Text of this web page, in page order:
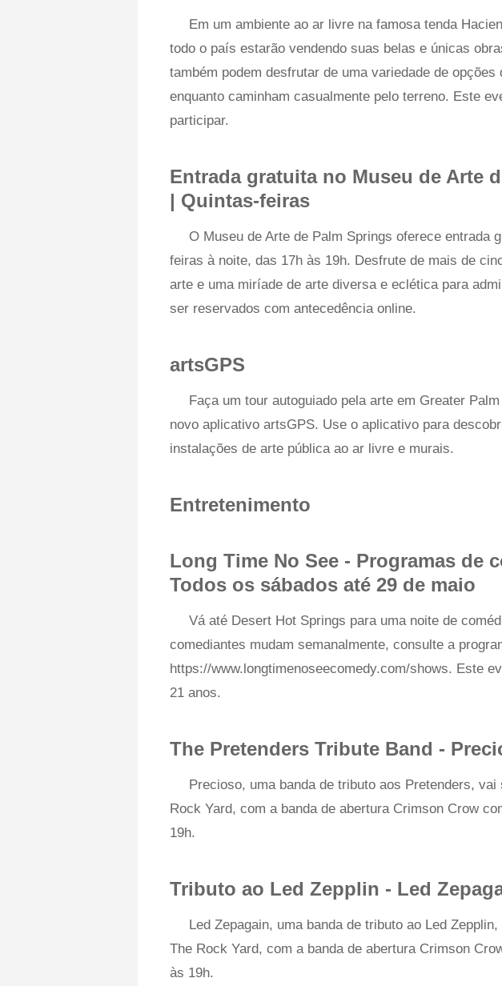
Em um ambiente ao ar livre na famosa tenda
todo o país estarão vendendo suas belas e únicas
também podem desfrutar de uma variedade de opções
enquanto caminham casualmente pelo terreno. Este
participar.
Entrada gratuita no Museu de Arte
| Quintas-feiras
O Museu de Arte de Palm Springs oferece entrada
feiras à noite, das 17h às 19h. Desfrute de mais de
arte e uma miríade de arte diversa e eclética para
ser reservados com antecedência online.
artsGPS
Faça um tour autoguiado pela arte em Greater
novo aplicativo artsGPS. Use o aplicativo para
instalações de arte pública ao ar livre e murais.
Entretenimento
Long Time No See - Programas de
Todos os sábados até 29 de maio
Vá até Desert Hot Springs para uma noite de
comediantes mudam semanalmente, consulte a
https://www.longtimenoseecomedy.com/shows. Este
21 anos.
The Pretenders Tribute Band -
Precioso, uma banda de tributo aos Pretenders, vai
Rock Yard, com a banda de abertura Crimson Crow
19h.
Tributo ao Led Zepplin - Led
Led Zepagain, uma banda de tributo ao Led
The Rock Yard, com a banda de abertura Crimson
às 19h.